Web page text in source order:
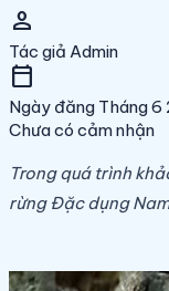
person
Tác giả Admin
calendar_today
Ngày đăng Tháng 6
Chưa có cảm nhận
Trong quá trình
rừng Đặc dụng